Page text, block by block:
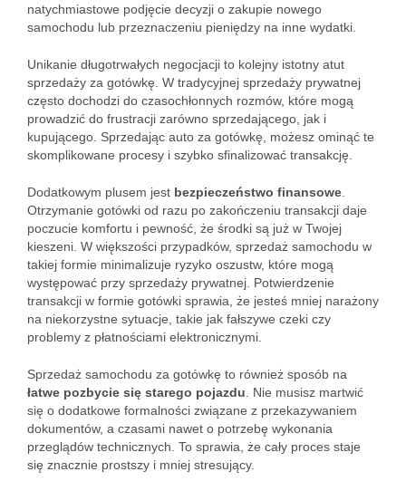
natychmiastowe podjęcie decyzji o zakupie nowego
samochodu lub przeznaczeniu pieniędzy na inne wydatki.
Unikanie długotrwałych negocjacji to kolejny istotny atut
sprzedaży za gotówkę. W tradycyjnej sprzedaży prywatnej
często dochodzi do czasochłonnych rozmów, które mogą
prowadzić do frustracji zarówno sprzedającego, jak i
kupującego. Sprzedając auto za gotówkę, możesz ominąć te
skomplikowane procesy i szybko sfinalizować transakcję.
Dodatkowym plusem jest bezpieczeństwo finansowe
Otrzymanie gotówki od razu po zakończeniu transakcji daje
poczucie komfortu i pewność, że środki są już w Twojej
kieszeni. W większości przypadków, sprzedaż samochodu w
takiej formie minimalizuje ryzyko oszustw, które mogą
występować przy sprzedaży prywatnej. Potwierdzenie
transakcji w formie gotówki sprawia, że jesteś mniej narażony
na niekorzystne sytuacje, takie jak fałszywe czeki czy
problemy z płatnościami elektronicznymi.
Sprzedaż samochodu za gotówkę to również sposób na
łatwe pozbycie się starego pojazdu . Nie musisz martwić
się o dodatkowe formalności związane z przekazywaniem
dokumentów, a czasami nawet o potrzebę wykonania
przeglądów technicznych. To sprawia, że cały proces staje
się znacznie prostszy i mniej stresujący.